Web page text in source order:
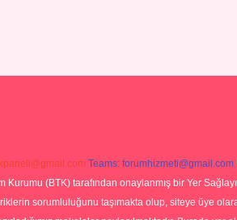
Teams: forumhizmeti@gmail.com
(BTK) tarafından onaylanmış bir Yer
sorumluluğunu taşımakta olup, siteye üye